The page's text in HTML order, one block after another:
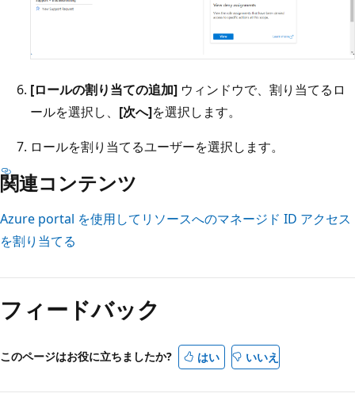
[ロールの割り当ての追加] ウィンドウで、割り当てるロ
ールを選択し、 [次へ]を選択します。
ロールを割り当てるユーザーを選択します。
関連コンテンツ
Azure portal を使用してリソースへのマネージド ID アクセス
を割り当てる
フィードバック
このページはお役に立ちましたか? はい いいえ